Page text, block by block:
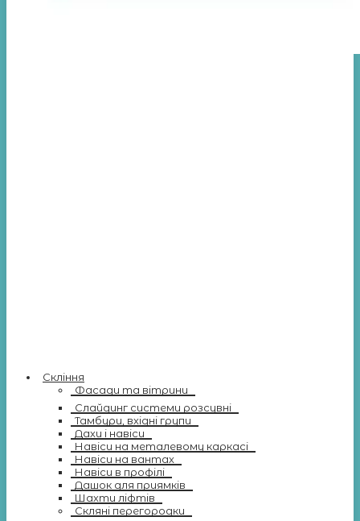
Скління
Фасади та вітрини
Слайдинг системи розсувні
Тамбури, вхідні групи
Дахи і навіси
Навіси на металевому каркасі
Навіси на вантах
Навіси в профілі
Дашок для приямків
Шахти ліфтів
Скляні перегородки